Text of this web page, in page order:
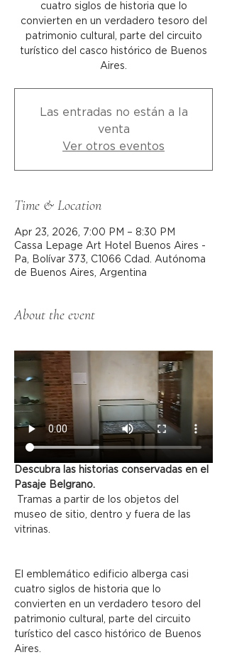
cuatro siglos de historia que lo
convierten en un verdadero tesoro del
patrimonio cultural, parte del circuito
turístico del casco histórico de Buenos
Aires.
Las entradas no están a la
venta
Ver otros eventos
Time & Location
Apr 23, 2026, 7:00 PM – 8:30 PM
Cassa Lepage Art Hotel Buenos Aires -
Pa, Bolívar 373, C1066 Cdad. Autónoma
de Buenos Aires, Argentina
About the event
Descubra las historias conservadas en el
Pasaje Belgrano.
museo de sitio, dentro y fuera de las
vitrinas.
El emblemático edificio alberga casi
cuatro siglos de historia que lo
convierten en un verdadero tesoro del
patrimonio cultural, parte del circuito
turístico del casco histórico de Buenos
Aires.